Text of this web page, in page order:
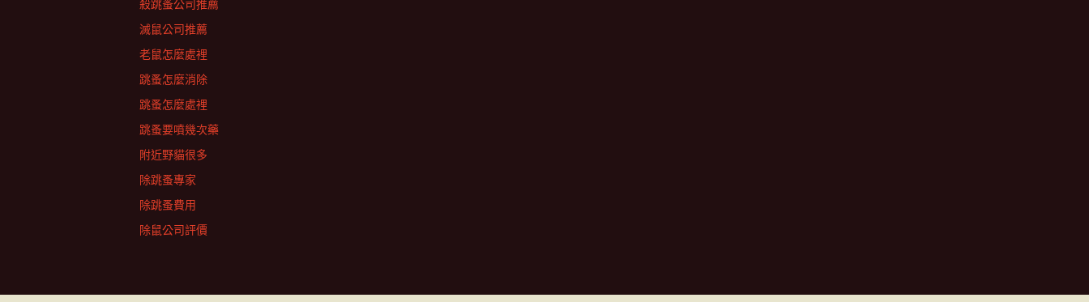
殺跳蚤公司推薦
滅鼠公司推薦
老鼠怎麼處裡
跳蚤怎麼消除
跳蚤怎麼處裡
跳蚤要噴幾次藥
附近野貓很多
除跳蚤專家
除跳蚤費用
除鼠公司評價